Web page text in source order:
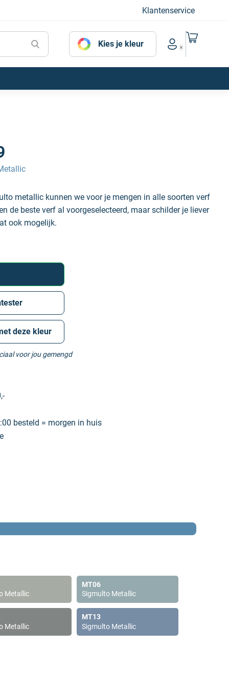
Klantenservice
Kies je kleur
Account menu
Naar mijn
metallic kunnen we voor je mengen in alle soorten verf
de beste verf al voorgeselecteerd, maar schilder je liever
ook mogelijk.
deze kleur
voor jou gemengd
besteld = morgen in huis
Metallic
MT06
Sigmulto Metallic
Metallic
MT13
Sigmulto Metallic